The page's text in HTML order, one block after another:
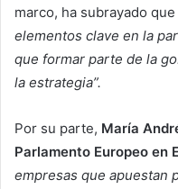
marco, ha subrayado que
elementos clave en la
que formar parte de la
la estrategia”.
Por su parte, María
Parlamento Europeo en
empresas que apuestan